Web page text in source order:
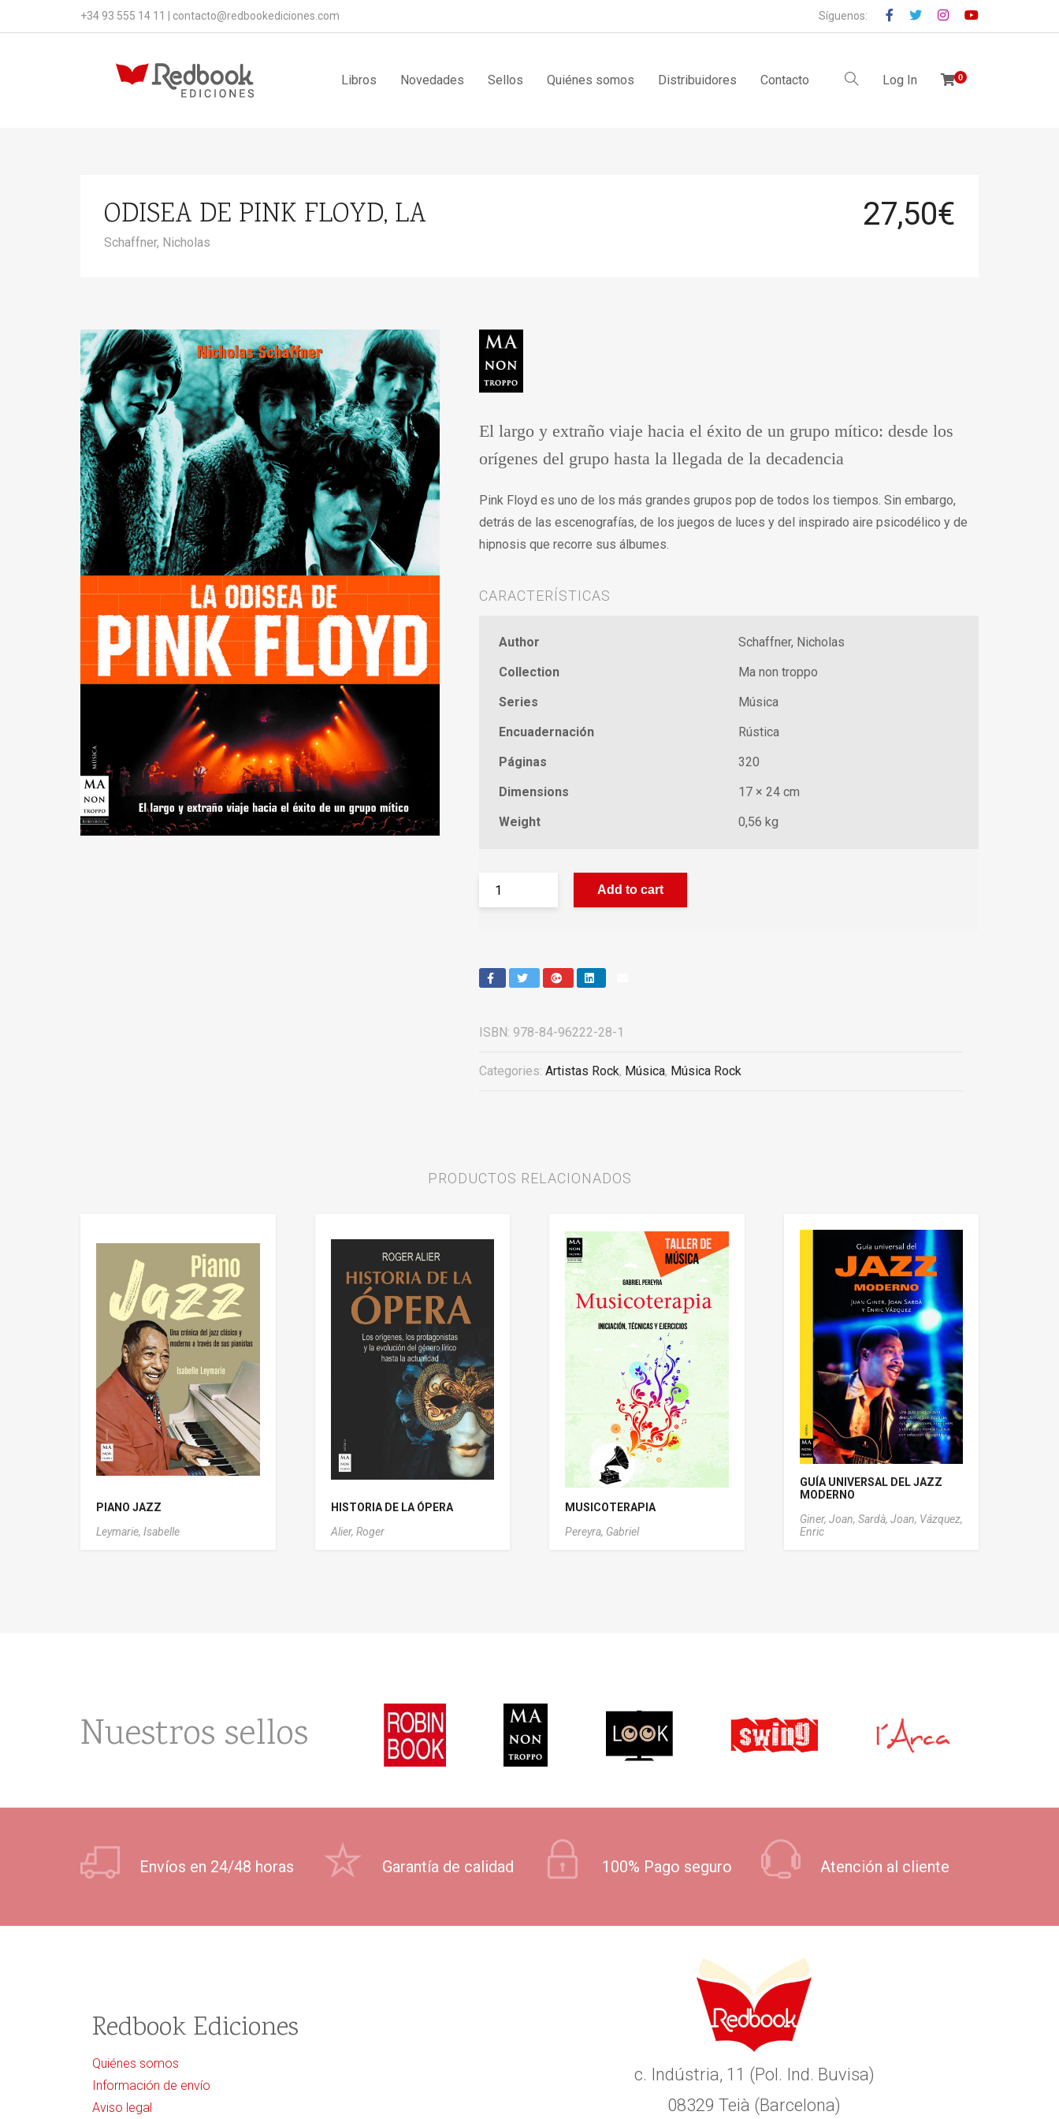
+34 93 555 14 11 contacto@redbookediciones.com Síguenos:
Libros Novedades Sellos Quiénes somos Distribuidores Contacto Log In 0
ODISEA DE PINK FLOYD, LA
Schaffner, Nicholas
27,50€
El largo y extraño viaje hacia el éxito de un grupo mítico: desde los
orígenes del grupo hasta la llegada de la decadencia
Pink Floyd es uno de los más grandes grupos pop de todos los tiempos. Sin embargo,
detrás de las escenografías, de los juegos de luces y del inspirado aire psicodélico y de
hipnosis que recorre sus álbumes.
CARACTERÍSTICAS
Author
Schaffner, Nicholas
Collection
Ma non troppo
Series
Música
Encuadernación
Rústica
Páginas
320
Dimensions
17 × 24 cm
Weight
0,56 kg
Add to cart
ISBN: 978-84-96222-28-1
Categories: Artistas Rock, Música, Música Rock
PRODUCTOS RELACIONADOS
PIANO JAZZ
Leymarie, Isabelle
HISTORIA DE LA ÓPERA
Alier, Roger
MUSICOTERAPIA
Pereyra, Gabriel
GUÍA UNIVERSAL DEL JAZZ
MODERNO
Giner, Joan, Sardà, Joan, Vázquez,
Enric
Nuestros sellos
Envíos en 24/48 horas Garantía de calidad 100% Pago seguro Atención al cliente
Redbook Ediciones
Quiénes somos
Información de envío
Aviso legal
c. Indústria, 11 (Pol. Ind. Buvisa)
08329 Teià (Barcelona)